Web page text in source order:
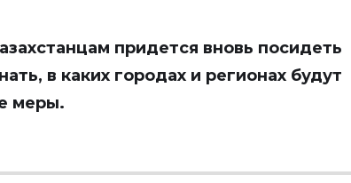
придется вновь посидеть
в каких городах и регионах будут
меры.